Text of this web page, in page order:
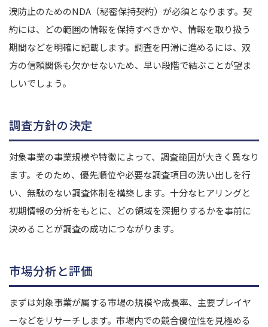
洩防止のためのNDA（秘密保持契約）が必須となります。契
約には、どの範囲の情報を保持すべきかや、情報を取り扱う
期間などを明確に記載します。調査を円滑に進めるには、双
方の信頼関係も欠かせないため、早い段階で結ぶことが望ま
しいでしょう。
調査方針の決定
対象事業の事業規模や特徴によって、調査範囲が大きく異なり
ます。そのため、優先順位や必要な調査項目の洗い出しを行
い、無駄のない調査体制を構築します。十分なヒアリングと
初期情報の分析をもとに、どの領域を深掘りするかを事前に
決めることが調査の成功につながります。
市場分析と評価
まずは対象事業が属する市場の規模や成長率、主要プレイヤ
ーなどをリサーチします。市場内での競合優位性を見極める